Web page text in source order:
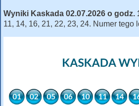
Wyniki Kaskada 02.07.2026 o godz.
11, 14, 16, 21, 22, 23, 24. Numer tego